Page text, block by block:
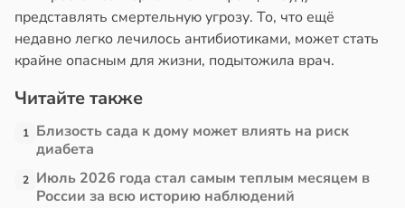
представлять смертельную угрозу. То, что ещё
недавно легко лечилось антибиотиками, может стать
крайне опасным для жизни, подытожила врач.
Читайте также
1 Близость сада к дому может влиять на риск
диабета
2 Июль 2026 года стал самым теплым месяцем в
России за всю историю наблюдений